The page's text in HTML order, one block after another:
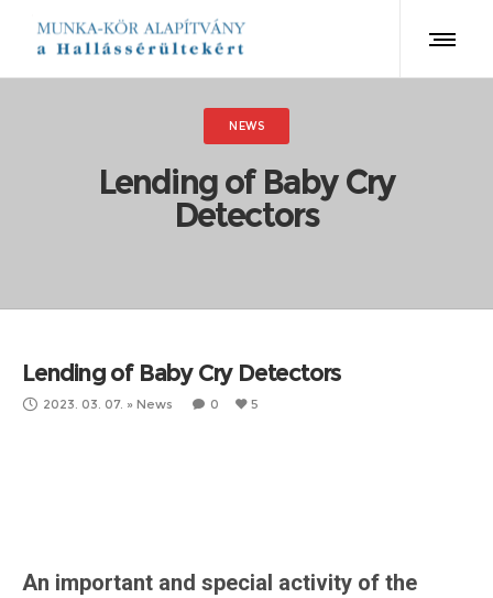
NEWS
Lending of Baby Cry
Detectors
Lending of Baby Cry Detectors
2023. 03. 07. » News 0 5
An important and special activity of the